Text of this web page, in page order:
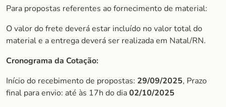
Para propostas referentes ao fornecimento de material:
O valor do frete deverá estar incluído no valor total do
material e a entrega deverá ser realizada em Natal/RN.
Cronograma da Cotação:
Início do recebimento de propostas: 29/09/2025, Prazo
final para envio: até às 17h do dia02/10/2025